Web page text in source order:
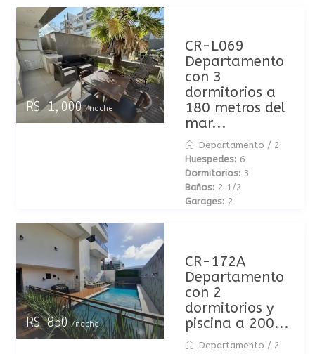
R$ 1,000/noche
CR-L069
Departamento
con 3
dormitorios a
180 metros del
mar...
Departamento / 2
Huespedes: 6
Dormitorios: 3
Baños: 2 1/2
Garages: 2
R$ 850/noche
CR-172A
Departamento
con 2
dormitorios y
piscina a 200...
Departamento / 2